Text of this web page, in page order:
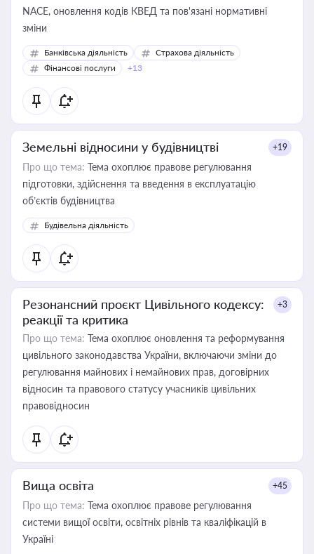
NACE, оновлення кодів КВЕД та пов'язані нормативні
зміни
Банківська діяльність
Страхова діяльність
Фінансові послуги
+13
Земельні відносини у будівництві +19
Про що тема: Тема охоплює правове регулювання
підготовки, здійснення та введення в експлуатацію
об’єктів будівництва
Будівельна діяльність
Резонансний проєкт Цивільного кодексу:
реакції та критика
+3
Про що тема: Тема охоплює оновлення та реформування
цивільного законодавства України, включаючи зміни до
регулювання майнових і немайнових прав, договірних
відносин та правового статусу учасників цивільних
правовідносин
Вища освіта +45
Про що тема: Тема охоплює правове регулювання
системи вищої освіти, освітніх рівнів та кваліфікацій в
Україні